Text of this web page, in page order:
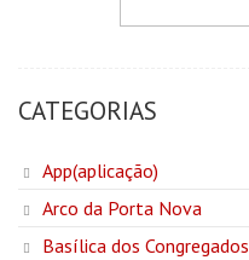
CATEGORIAS
App(aplicação)
Arco da Porta Nova
Basílica dos Congregados